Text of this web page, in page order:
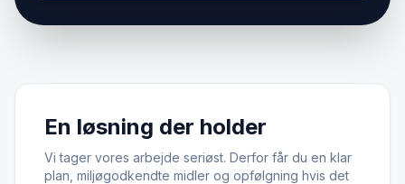
En løsning der holder
Vi tager vores arbejde seriøst. Derfor får du en klar
plan, miljøgodkendte midler og opfølgning hvis det